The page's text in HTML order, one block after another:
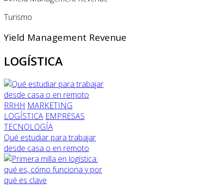
Turismo
Yield Management Revenue
LOGÍSTICA
RRHH MARKETING
LOGÍSTICA EMPRESAS
TECNOLOGÍA
Qué estudiar para trabajar
desde casa o en remoto